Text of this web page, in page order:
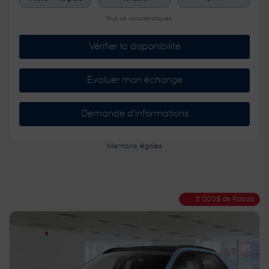
Plus de caractéristiques
Vérifier la disponibilité
Évaluer mon échange
Demande d'informations
Mentions légales
5 000$ de Rabais